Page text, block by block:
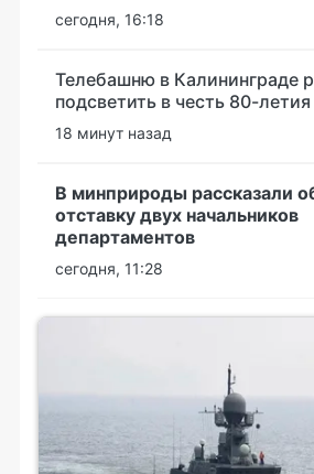
сегодня, 16:18
Телебашню в Калининграде
подсветить в честь 80-
18 минут назад
В минприроды рассказали
отставку двух начальников
департаментов
сегодня, 11:28